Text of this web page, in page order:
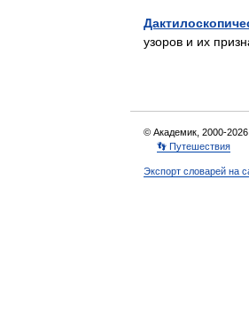
узоров и их
© Академик, 2000-2026
👣 Путешествия
Экспорт словарей на